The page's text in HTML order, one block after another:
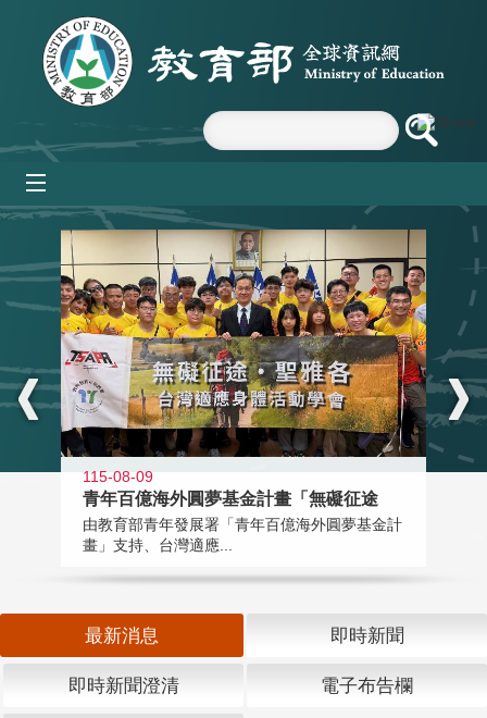
跳到主要內容區塊
:::
115-08-09
青年百億海外圓夢基金計畫「無礙征途
由教育部青年發展署「青年百億海外圓夢基金計
畫」支持、台灣適應...
最新消息 即時新聞
即時新聞澄清 電子布告欄